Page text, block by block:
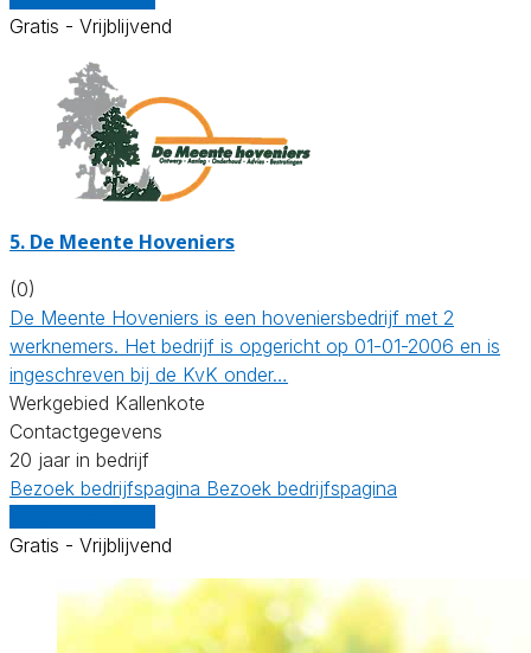
Gratis - Vrijblijvend
5. De Meente Hoveniers
(0)
De Meente Hoveniers is een hoveniersbedrijf met 2
werknemers. Het bedrijf is opgericht op 01-01-2006 en is
ingeschreven bij de KvK onder…
Werkgebied Kallenkote
Contactgegevens
20 jaar in bedrijf
Bezoek bedrijfspagina Bezoek bedrijfspagina
Gratis - Vrijblijvend